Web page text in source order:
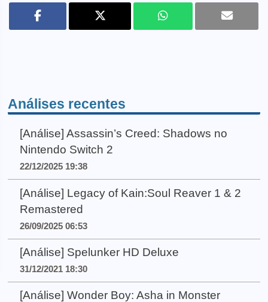
Análises recentes
[Análise] Assassin’s Creed: Shadows no
Nintendo Switch 2
22/12/2025 19:38
[Análise] Legacy of Kain:Soul Reaver 1 & 2
Remastered
26/09/2025 06:53
[Análise] Spelunker HD Deluxe
31/12/2021 18:30
[Análise] Wonder Boy: Asha in Monster